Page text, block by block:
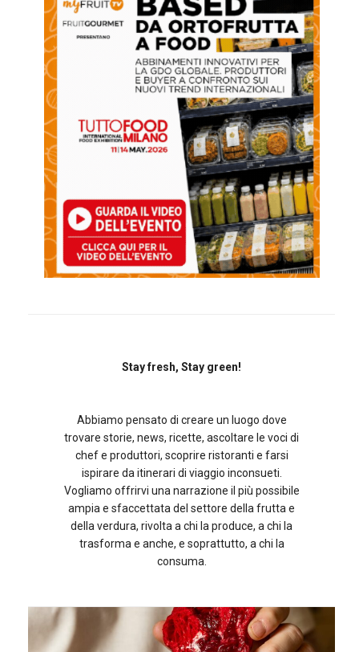
Stay fresh, Stay green!
Abbiamo pensato di creare un luogo dove
trovare storie, news, ricette, ascoltare le voci di
chef e produttori, scoprire ristoranti e farsi
ispirare da itinerari di viaggio inconsueti.
Vogliamo offrirvi una narrazione il più possibile
ampia e sfaccettata del settore della frutta e
della verdura, rivolta a chi la produce, a chi la
trasforma e anche, e soprattutto, a chi la
consuma.